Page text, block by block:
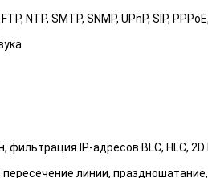
NTP, SMTP, SNMP, UPnP, SIP,
IP-адресов BLC, HLC, 2D
линии,